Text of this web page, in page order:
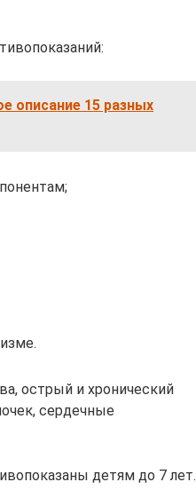
описание 15 разных
острый и хронический
сердечные
детям до 7 лет.